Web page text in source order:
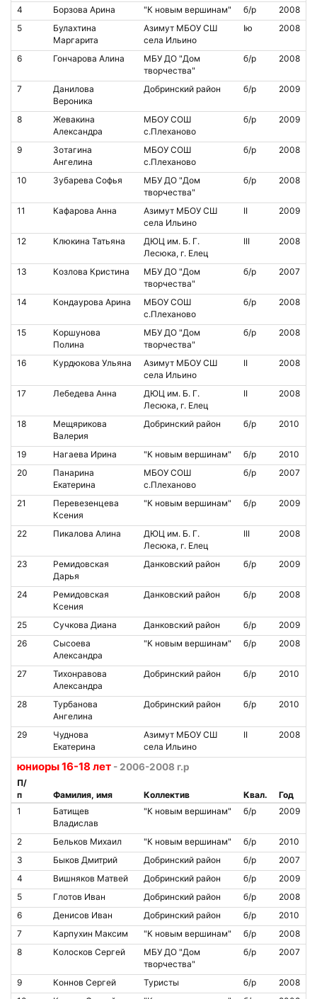
4 Борзова Арина "К новым вершинам" б/р
2008
5
Булахтина
Маргарита
Азимут МБОУ СШ
села Ильино
Iю 2008
6 Гончарова Алина
МБУ ДО "Дом
творчества"
б/р 2008
7
Данилова
Вероника
Добринский район б/р 2009
8
Жевакина
Александра
МБОУ СОШ
с.Плеханово
б/р 2009
9
Зотагина
Ангелина
МБОУ СОШ
с.Плеханово
б/р 2008
10 Зубарева Софья
МБУ ДО "Дом
творчества"
б/р 2008
11 Кафарова Анна
Азимут МБОУ СШ
села Ильино
II 2009
12 Клюкина Татьяна
ДЮЦ им. Б. Г.
Лесюка, г. Елец
III 2008
13 Козлова Кристина
МБУ ДО "Дом
творчества"
б/р 2007
14 Кондаурова Арина
МБОУ СОШ
с.Плеханово
б/р 2008
15
Коршунова
Полина
МБУ ДО "Дом
творчества"
б/р 2008
16 Курдюкова Ульяна
Азимут МБОУ СШ
села Ильино
II 2008
17 Лебедева Анна
ДЮЦ им. Б. Г.
Лесюка, г. Елец
II 2008
18
Мещярикова
Валерия
Добринский район б/р 2010
19 Нагаева Ирина "К новым вершинам" б/р
2010
20
Панарина
Екатерина
МБОУ СОШ
с.Плеханово
б/р 2007
21
Перевезенцева
Ксения
"К новым вершинам" б/р 2009
22 Пикалова Алина
ДЮЦ им. Б. Г.
Лесюка, г. Елец
III 2008
23
Ремидовская
Дарья
Данковский район б/р 2009
24
Ремидовская
Ксения
Данковский район б/р 2008
25 Сучкова Диана Данковский район б/р
2009
26
Сысоева
Александра
"К новым вершинам" б/р 2008
27
Тихонравова
Александра
Добринский район б/р 2010
28
Турбанова
Ангелина
Добринский район б/р 2010
29
Чуднова
Екатерина
Азимут МБОУ СШ
села Ильино
II 2008
юниоры 16-18 лет - 2006-2008 г.р
П/
п
Фамилия, имя Коллектив Квал.
Год
1
Батищев
Владислав
"К новым вершинам" б/р 2009
2 Бельков Михаил "К новым вершинам" б/р
2010
3
Быков Дмитрий Добринский район б/р
2007
4
Вишняков Матвей Добринский район б/р
2009
5
Глотов Иван Добринский район б/р
2008
6
Денисов Иван Добринский район б/р
2010
7
Карпухин Максим "К новым вершинам" б/р
2008
8
Колосков Сергей
МБУ ДО "Дом
творчества"
б/р 2007
9 Коннов Сергей Туристы б/р
2008